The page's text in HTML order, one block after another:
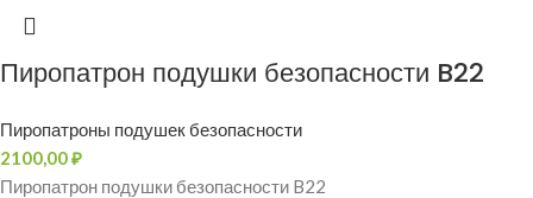
Пиропатрон подушки безопасности B22
Пиропатроны подушек безопасности
2100,00₽
Пиропатрон подушки безопасности B22